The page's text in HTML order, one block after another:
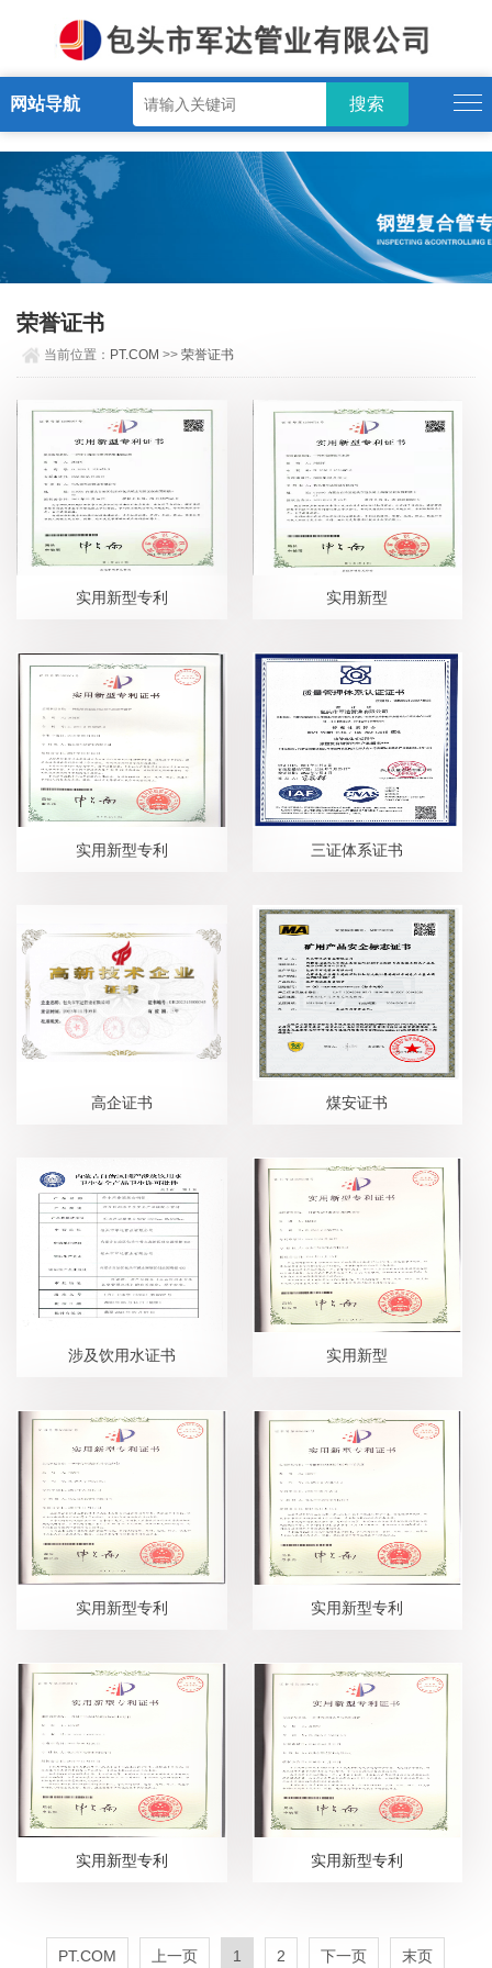
PT.COM
网站导航
荣誉证书
当前位置： PT.COM >>荣誉证书
实用新型专利 实用新型
实用新型专利 三证体系证书
高企证书 煤安证书
涉及饮用水证书 实用新型
实用新型专利 实用新型专利
实用新型专利 实用新型专利
PT.COM 上一页 1 2 下一页 末页